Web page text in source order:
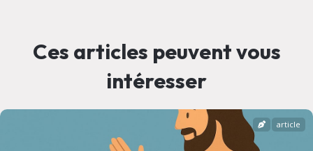
Ces articles peuvent vous
intéresser
article